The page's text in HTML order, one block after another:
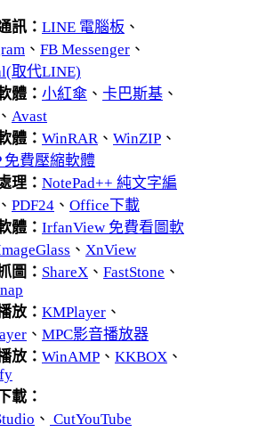
訊： LINE 電腦板 、
、 FB Messenger 、
取代LINE)
體： 小紅傘 、 卡巴斯基 、
、 Avast
體： WinRAR、 WinZIP 、
免費壓縮軟體
理： NotePad++ 純文字編
、 PDF24 、 Office下載
體： IrfanView 免費看圖軟
、 XnView
圖： ShareX 、 FastStone 、
放： KMPlayer 、
、 MPC影音播放器
放： WinAMP 、 KKBOX 、
載：
、 CutYouTube